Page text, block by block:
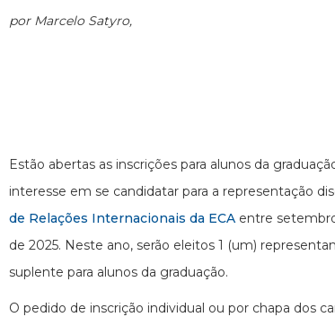
por Marcelo Satyro,
Estão abertas as inscrições para alunos da
interesse em se candidatar para a representação
de Relações Internacionais da ECA entre
de 2025. Neste ano, serão eleitos 1 (um)
suplente para alunos da graduação.
O pedido de inscrição individual ou por chapa dos